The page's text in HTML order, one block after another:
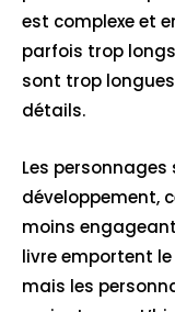
est complexe et
parfois trop
sont trop
détails.
Les
développement,
moins
livre emportent
mais les